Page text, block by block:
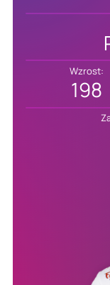
Wzrost:
198